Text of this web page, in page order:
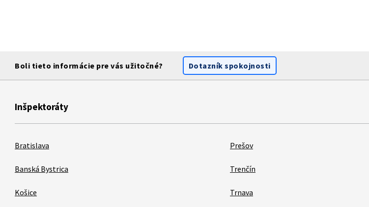
Boli tieto informácie pre vás užitočné? Dotazník spokojnosti
Inšpektoráty
Bratislava
Banská Bystrica
Košice
Prešov
Trenčín
Trnava